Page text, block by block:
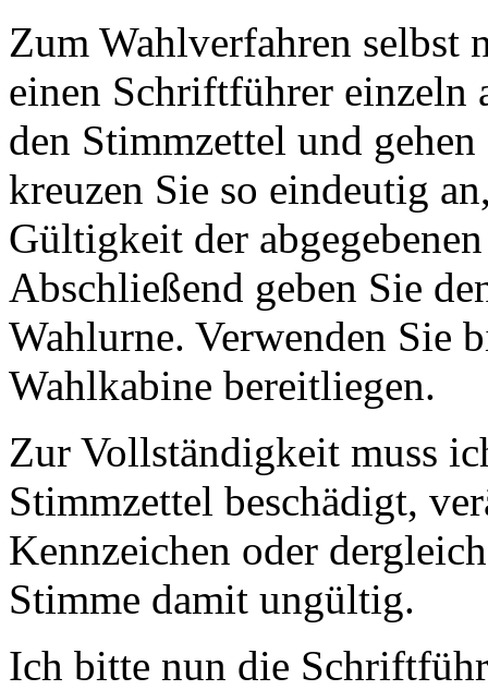
Zum Wahlverfahren selbst
einen Schriftführer einzeln
den Stimmzettel und
kreuzen Sie so eindeutig
Gültigkeit der
Abschließend geben Sie
Wahlurne. Verwenden Sie
Wahlkabine bereitliegen.
Zur Vollständigkeit muss
Stimmzettel beschädigt,
Kennzeichen oder
Stimme damit ungültig.
Ich bitte nun die